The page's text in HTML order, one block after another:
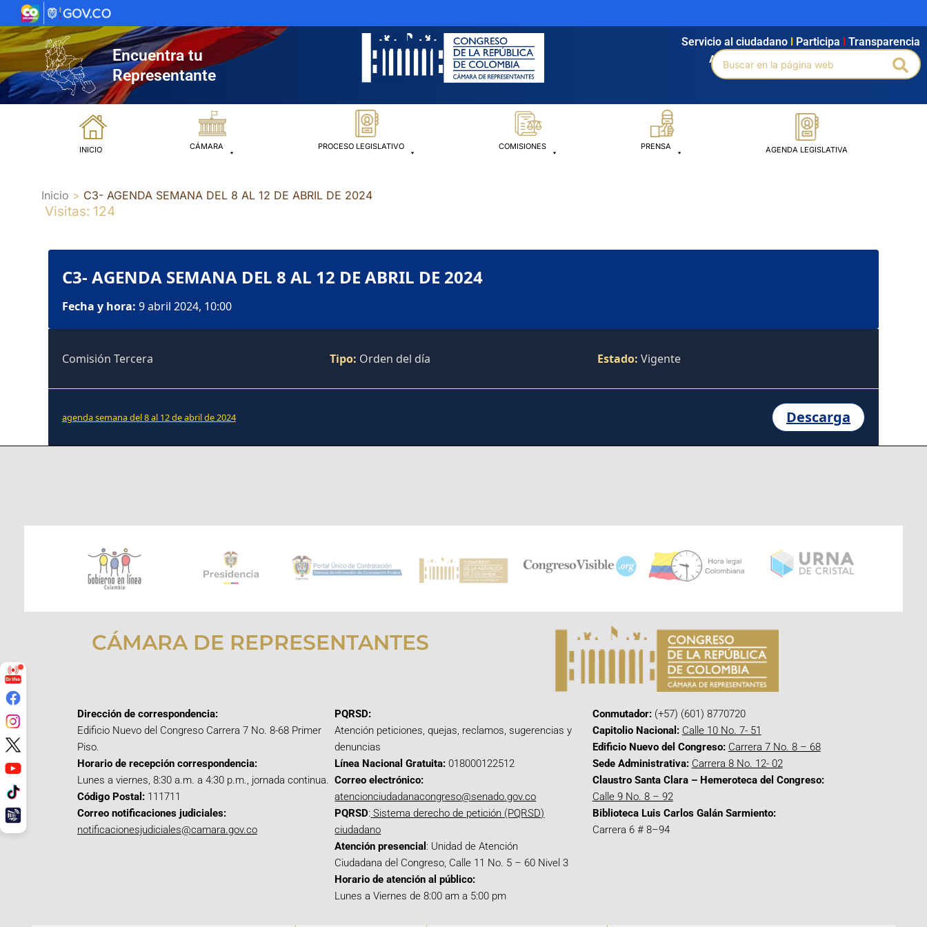
al
contenido
Encuentra tu
Representante
Agendamiento Intranet Búsqueda avanzada
Servicio al ciudadano Participa Transparencia
Buscar
por:
INICIO CÁMARA PROCESO LEGISLATIVO COMISIONES PRENSA AGENDA LEGISLATIVA
Inicio C3- AGENDA SEMANA DEL 8 AL 12 DE ABRIL DE 2024
Visitas: 124
C3- AGENDA SEMANA DEL 8 AL 12 DE ABRIL DE 2024
Fecha y hora: 9 abril 2024, 10:00
Comisión Tercera Tipo: Orden del día Estado: Vigente
agenda semana del 8 al 12 de abril de 2024 Descarga
CÁMARA DE REPRESENTANTES
Dirección de correspondencia:
Edificio Nuevo del Congreso Carrera 7 No. 8-68 Primer
Piso.
Horario de recepción correspondencia:
Lunes a viernes, 8:30 a.m. a 4:30 p.m., jornada continua.
Código Postal: 111711
Correo notificaciones judiciales:
notificacionesjudiciales@camara.gov.co
PQRSD:
Atención peticiones, quejas, reclamos, sugerencias y
denuncias
Línea Nacional Gratuita: 018000122512
Correo electrónico:
atencionciudadanacongreso@senado.gov.co
PQRSD: Sistema derecho de petición (PQRSD)
ciudadano
Atención presencial : Unidad de Atención
Ciudadana del Congreso, Calle 11 No. 5 – 60 Nivel 3
Horario de atención al público:
Lunes a Viernes de 8:00 am a 5:00 pm
Conmutador:(+57) (601) 8770720
Capitolio Nacional: Calle 10 No. 7- 51
Edificio Nuevo del Congreso: Carrera 7 No. 8 – 68
Sede Administrativa: Carrera 8 No. 12- 02
Claustro Santa Clara – Hemeroteca del Congreso:
Calle 9 No. 8 – 92
Biblioteca Luis Carlos Galán Sarmiento:
Carrera 6 # 8–94